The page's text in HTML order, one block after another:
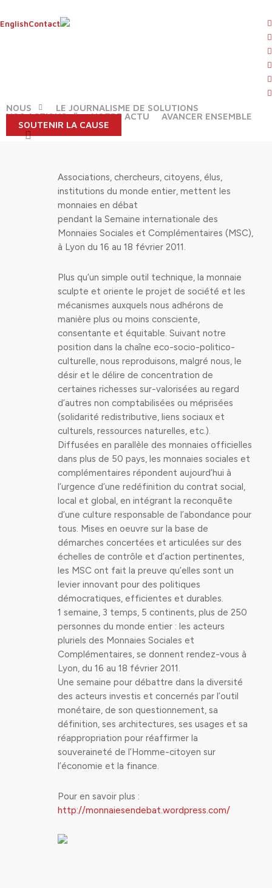
to
EnglishContact
NOUS
LE JOURNALISME DE SOLUTIONS
NOS ACTIONS
NOTRE ACTU
AVANCER ENSEMBLE
SOUTENIR LA CAUSE
search
Les monnaies alternatives en débats
Associations, chercheurs, citoyens, élus,
institutions du monde entier, mettent les
monnaies en débat
pendant la Semaine internationale des
Monnaies Sociales et Complémentaires (MSC),
à Lyon du 16 au 18 février 2011.
Plus qu’un simple outil technique, la monnaie
sculpte et oriente le projet de société et les
mécanismes auxquels nous adhérons de
manière plus ou moins consciente,
consentante et équitable. Suivant notre
position dans la chaîne eco-socio-politico-
culturelle, nous reproduisons, malgré nous, le
désir et le délire de concentration de
certaines richesses sur-valorisées au regard
d’autres non comptabilisées ou méprisées
(solidarité redistributive, liens sociaux et
culturels, ressources naturelles, etc.).
Diffusées en parallèle des monnaies officielles
dans plus de 50 pays, les monnaies sociales et
complémentaires répondent aujourd’hui à
l’urgence d’une redéfinition du contrat social,
local et global, en intégrant la reconquête
d’une culture responsable de l’abondance pour
tous. Mises en oeuvre sur la base de
démarches concertées et articulées sur des
échelles de contrôle et d’action pertinentes,
les MSC ont fait la preuve qu’elles sont un
levier innovant pour des politiques
démocratiques, efficientes et durables.
1 semaine, 3 temps, 5 continents, plus de 250
personnes du monde entier : les acteurs
pluriels des Monnaies Sociales et
Complémentaires, se donnent rendez-vous à
Lyon, du 16 au 18 février 2011.
Une semaine pour débattre dans la diversité
des acteurs investis et concernés par l’outil
monétaire, de son questionnement, sa
définition, ses architectures, ses usages et sa
réappropriation pour réaffirmer la
souveraineté de l’Homme-citoyen sur
l’économie et la finance.
Pour en savoir plus :
http://monnaiesendebat.wordpress.com/